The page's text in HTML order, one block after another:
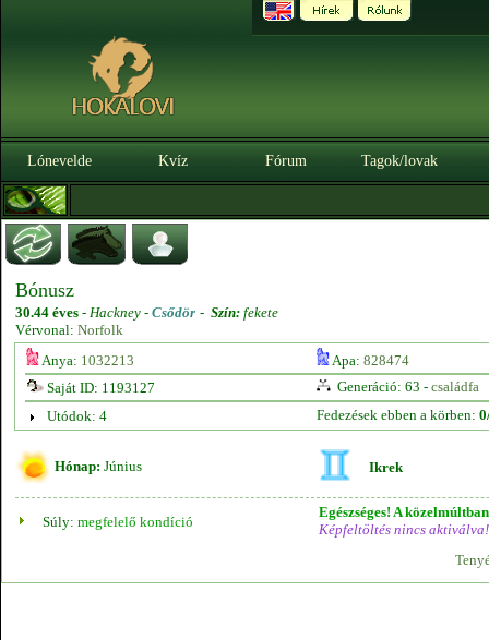
Lónevelde Kvíz Fórum Tagok/lovak
Bónusz
30.44 éves - Hackney - Csődör - Szín: fekete
Vérvonal: Norfolk
Anya: 1032213 Apa: 828474
Saját ID: 1193127
Generáció: 63 - családfa
Utódok: 4
Fedezések ebben a körben:
Hónap: Június Ikrek
Súly: megfelelő kondíció
Egészséges! A
Képfeltöltés nincs aktiválva!